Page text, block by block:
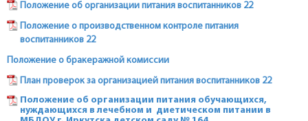
Положение об организации питания воспитанников 22
Положение о производственном контроле питания
воспитанников 22
Положение о бракеражной комиссии
План проверок за организацией питания воспитанников 22
Положение об организации питания обучающихся,
нуждающихся в лечебном и диетическом питании в